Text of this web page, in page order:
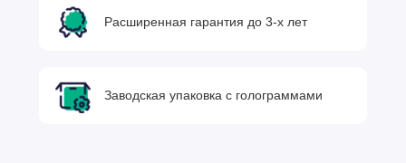
Расширенная гарантия до 3-х лет
Заводская упаковка с голограммами